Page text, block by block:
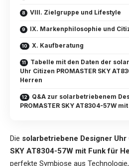
VIII. Zielgruppe und Lifestyle
IX. Markenphilosophie und
X. Kaufberatung
Tabelle mit den Daten der
Uhr Citizen PROMASTER SKY
Herren
Q&A zur solarbetriebenem
PROMASTER SKY AT8304-57W
Die solarbetriebene Designer Uhr
SKY AT8304-57W mit Funk für
perfekte Symbiose aus